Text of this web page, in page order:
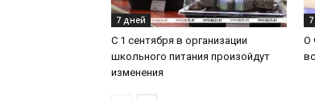
7 дней
С 1 сентября в организации
школьного питания произойдут
изменения
О